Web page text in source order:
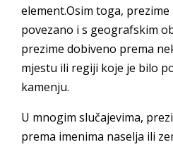
element.Osim toga, prezime
povezano i s geografskim
prezime dobiveno prema
mjestu ili regiji koje je bilo
kamenju.
U mnogim slučajevima,
prema imenima naselja ili